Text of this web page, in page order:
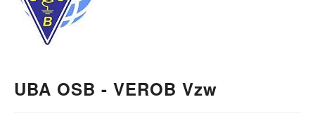
UBA OSB - VEROB Vzw